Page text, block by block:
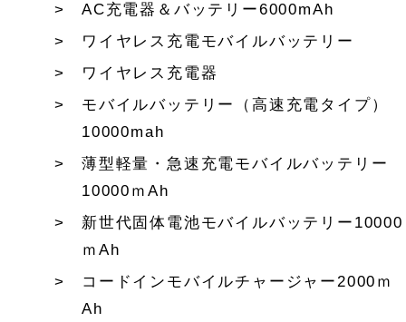
AC充電器＆バッテリー6000mAh
ワイヤレス充電モバイルバッテリー
ワイヤレス充電器
モバイルバッテリー（高速充電タイプ）
10000mah
薄型軽量・急速充電モバイルバッテリー
10000ｍAh
新世代固体電池モバイルバッテリー10000
ｍAh
コードインモバイルチャージャー2000ｍ
Ah